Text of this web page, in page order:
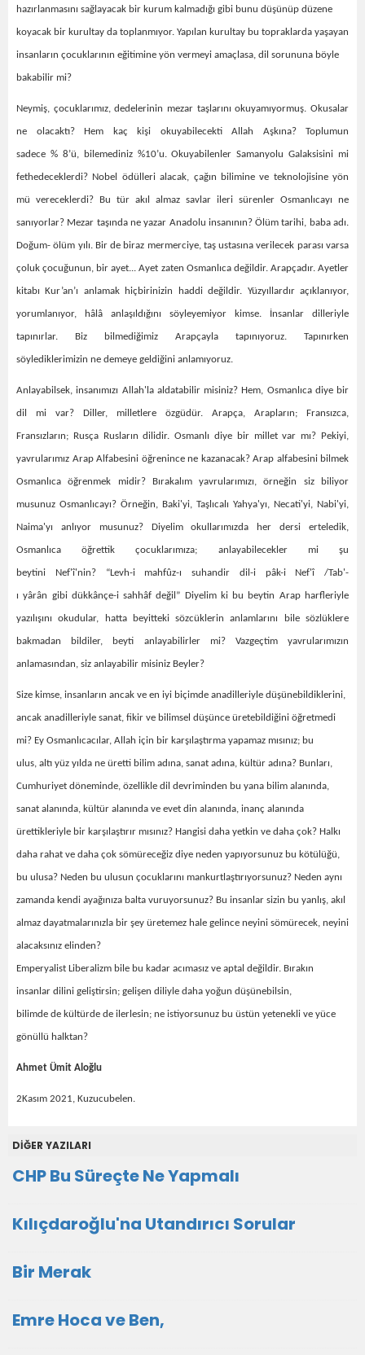
hazırlanmasını sağlayacak bir kurum kalmadığı gibi bunu düşünüp düzene
koyacak bir kurultay da toplanmıyor. Yapılan kurultay bu topraklarda yaşayan
insanların çocuklarının eğitimine yön vermeyi amaçlasa, dil sorununa böyle
bakabilir mi?
Neymiş, çocuklarımız, dedelerinin mezar taşlarını okuyamıyormuş. Okusalar
ne olacaktı? Hem kaç kişi okuyabilecekti Allah Aşkına? Toplumun
sadece % 8’ü, bilemediniz %10’u. Okuyabilenler Samanyolu Galaksisini mi
fethedeceklerdi? Nobel ödülleri alacak, çağın bilimine ve teknolojisine yön
mü vereceklerdi? Bu tür akıl almaz savlar ileri sürenler Osmanlıcayı ne
sanıyorlar? Mezar taşında ne yazar Anadolu insanının? Ölüm tarihi, baba adı.
Doğum- ölüm yılı. Bir de biraz mermerciye, taş ustasına verilecek parası varsa
çoluk çocuğunun, bir ayet... Ayet zaten Osmanlıca değildir. Arapçadır. Ayetler
kitabı Kur’an’ı anlamak hiçbirinizin haddi değildir. Yüzyıllardır açıklanıyor,
yorumlanıyor, hâlâ anlaşıldığını söyleyemiyor kimse. İnsanlar dilleriyle
tapınırlar. Biz bilmediğimiz Arapçayla tapınıyoruz. Tapınırken
söylediklerimizin ne demeye geldiğini anlamıyoruz.
Anlayabilsek, insanımızı Allah'la aldatabilir misiniz? Hem, Osmanlıca diye bir
dil mi var? Diller, milletlere özgüdür. Arapça, Arapların; Fransızca,
Fransızların; Rusça Rusların dilidir. Osmanlı diye bir millet var mı? Pekiyi,
yavrularımız Arap Alfabesini öğrenince ne kazanacak? Arap alfabesini bilmek
Osmanlıca öğrenmek midir? Bırakalım yavrularımızı, örneğin siz biliyor
musunuz Osmanlıcayı? Örneğin, Baki'yi, Taşlıcalı Yahya'yı, Necati'yi, Nabi'yi,
Naima'yı anlıyor musunuz? Diyelim okullarımızda her dersi erteledik,
Osmanlıca öğrettik çocuklarımıza; anlayabilecekler mi şu
beytini Nef'î'nin? “Levh-i mahfûz-ı suhandir dil-i pâk-i Nef'î /Tab'-
ı yârân gibi dükkânçe-i sahhâf değil” Diyelim ki bu beytin Arap harfleriyle
yazılışını okudular, hatta beyitteki sözcüklerin anlamlarını bile sözlüklere
bakmadan bildiler, beyti anlayabilirler mi? Vazgeçtim yavrularımızın
anlamasından, siz anlayabilir misiniz Beyler?
Size kimse, insanların ancak ve en iyi biçimde anadilleriyle düşünebildiklerini,
ancak anadilleriyle sanat, fikir ve bilimsel düşünce üretebildiğini öğretmedi
mi? Ey Osmanlıcacılar, Allah için bir karşılaştırma yapamaz mısınız; bu
ulus, altı yüz yılda ne üretti bilim adına, sanat adına, kültür adına? Bunları,
Cumhuriyet döneminde, özellikle dil devriminden bu yana bilim alanında,
sanat alanında, kültür alanında ve evet din alanında, inanç alanında
ürettikleriyle bir karşılaştırır mısınız? Hangisi daha yetkin ve daha çok? Halkı
daha rahat ve daha çok sömüreceğiz diye neden yapıyorsunuz bu kötülüğü,
bu ulusa? Neden bu ulusun çocuklarını mankurtlaştırıyorsunuz? Neden aynı
zamanda kendi ayağınıza balta vuruyorsunuz? Bu insanlar sizin bu yanlış, akıl
almaz dayatmalarınızla bir şey üretemez hale gelince neyini sömürecek, neyini
alacaksınız elinden?
Emperyalist Liberalizm bile bu kadar acımasız ve aptal değildir. Bırakın
insanlar dilini geliştirsin; gelişen diliyle daha yoğun düşünebilsin,
bilimde de kültürde de ilerlesin; ne istiyorsunuz bu üstün yetenekli ve yüce
gönüllü halktan?
Ahmet Ümit Aloğlu
2Kasım 2021, Kuzucubelen.
DİĞER YAZILARI
CHP Bu Süreçte Ne Yapmalı
Kılıçdaroğlu'na Utandırıcı Sorular
Bir Merak
Emre Hoca ve Ben,